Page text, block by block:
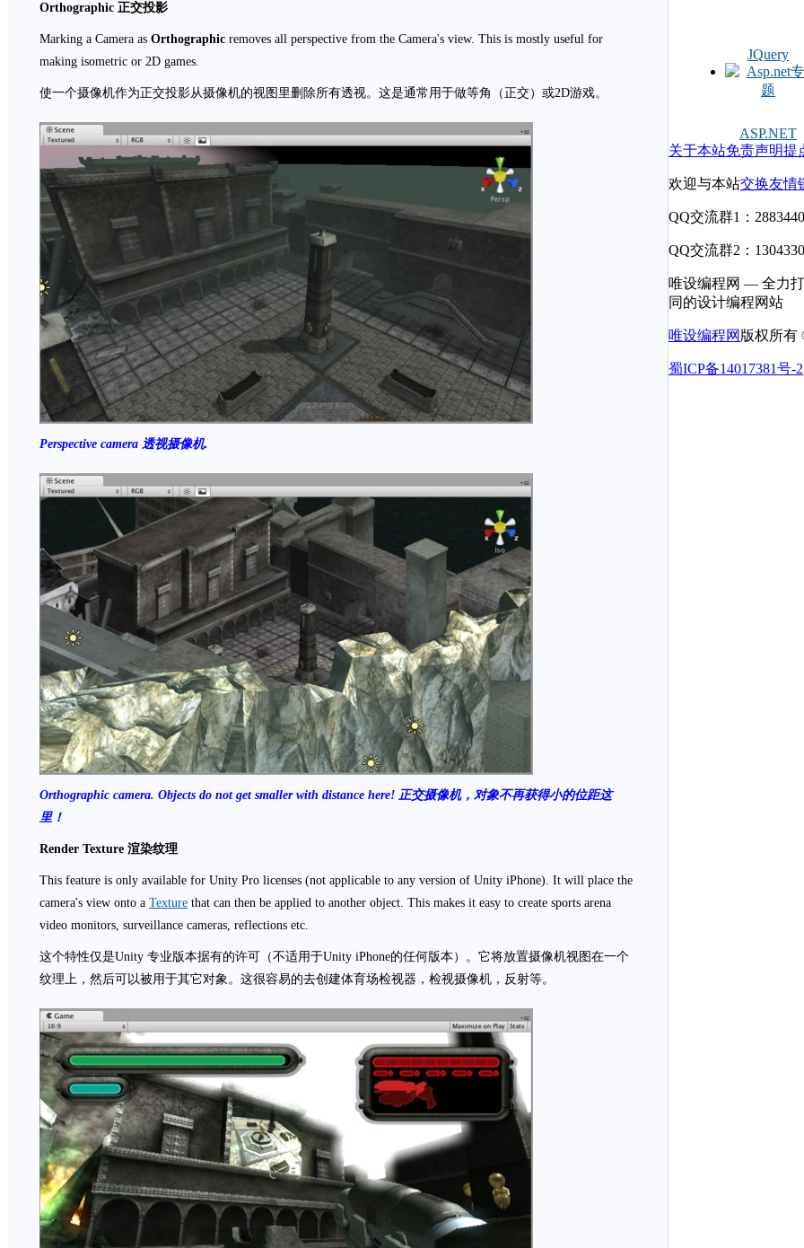
Orthographic 正交投影
Marking a Camera as Orthographic removes all perspective from the Camera's view. This is mostly useful for
making isometric or 2D games.
使一个摄像机作为正交投影从摄像机的视图里删除所有透视。这是通常用于做等角（正交）或2D游戏。
Perspective camera 透视摄像机.
Orthographic camera. Objects do not get smaller with distance here! 正交摄像机，对象不再获得小的位距这
里！
Render Texture 渲染纹理
This feature is only available for Unity Pro licenses (not applicable to any version of Unity iPhone). It will place the
camera's view onto a Texture that can then be applied to another object. This makes it easy to create sports arena
video monitors, surveillance cameras, reflections etc.
这个特性仅是Unity 专业版本据有的许可（不适用于Unity iPhone的任何版本）。它将放置摄像机视图在一个
纹理上，然后可以被用于其它对象。这很容易的去创建体育场检视器，检视摄像机，反射等。
JQuery
ASP.NET
关于本站免责声明提
欢迎与本站交换友情
QQ交流群1：
QQ交流群2：
唯设编程网 — 全力
同的设计编程网站
唯设编程网 版权所有
蜀ICP备14017381号-2